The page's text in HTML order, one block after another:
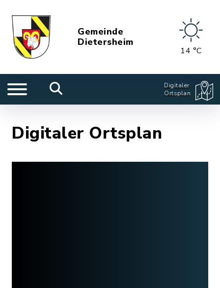
Gemeinde
Dietersheim
14 °C
Digitaler
Ortsplan
Digitaler Ortsplan